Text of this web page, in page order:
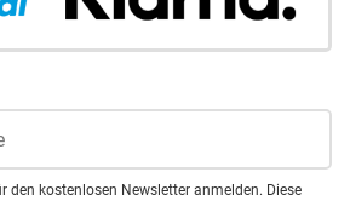
den kostenlosen Newsletter anmelden. Diese